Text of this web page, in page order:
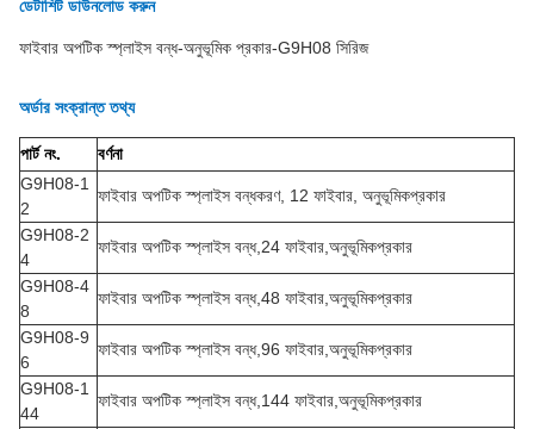
ডেটাশিট ডাউনলোড করুন
ফাইবার অপটিক স্প্লাইস বন্ধ-অনুভূমিক প্রকার-G9H08 সিরিজ
অর্ডার সংক্রান্ত তথ্য
পার্ট নং.
বর্ণনা
G9H08-1
2
ফাইবার অপটিক স্প্লাইস বন্ধকরণ, 12 ফাইবার, অনুভূমিকপ্রকার
G9H08-2
4
ফাইবার অপটিক স্প্লাইস বন্ধ,24 ফাইবার,অনুভূমিকপ্রকার
G9H08-4
8
ফাইবার অপটিক স্প্লাইস বন্ধ,48 ফাইবার,অনুভূমিকপ্রকার
G9H08-9
6
ফাইবার অপটিক স্প্লাইস বন্ধ,96 ফাইবার,অনুভূমিকপ্রকার
G9H08-1
44
ফাইবার অপটিক স্প্লাইস বন্ধ,144 ফাইবার,অনুভূমিকপ্রকার